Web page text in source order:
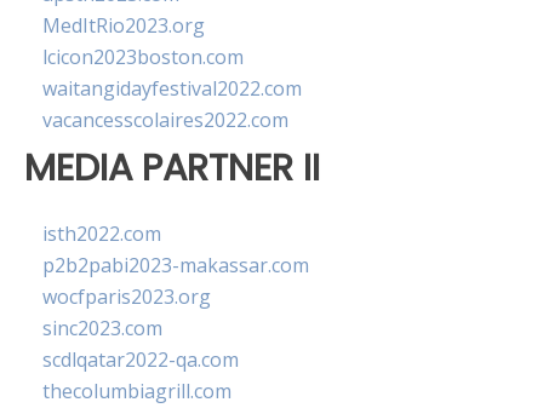
MedItRio2023.org
lcicon2023boston.com
waitangidayfestival2022.com
vacancesscolaires2022.com
MEDIA PARTNER II
isth2022.com
p2b2pabi2023-makassar.com
wocfparis2023.org
sinc2023.com
scdlqatar2022-qa.com
thecolumbiagrill.com